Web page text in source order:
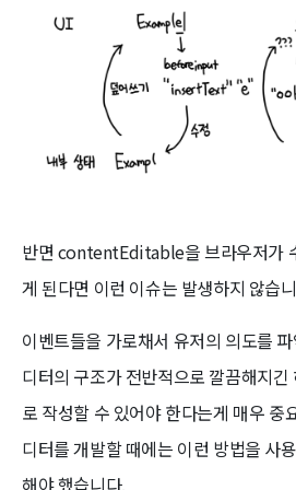
반면 contentEditable을 브라우저가
게 된다면 이런 이슈는 발생하지 않습
이벤트들을 가로채서 유저의 의도를
디터의 구조가 전반적으로 깔끔해지
로 작성할 수 있어야 한다는게 매우 중
디터를 개발할 때에는 이런 방법을 사
해야 했습니다.